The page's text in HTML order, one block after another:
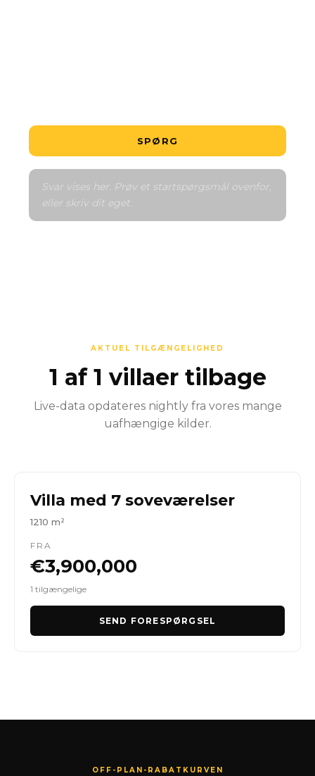
SPØRG
Svar vises her. Prøv et startspørgsmål ovenfor,
eller skriv dit eget.
AKTUEL TILGÆNGELIGHED
1 af 1 villaer tilbage
Live-data opdateres nightly fra vores mange
uafhængige kilder.
Villa med 7 soveværelser
1210 m²
FRA
€3,900,000
1 tilgængelige
SEND FORESPØRGSEL
OFF-PLAN-RABATKURVEN